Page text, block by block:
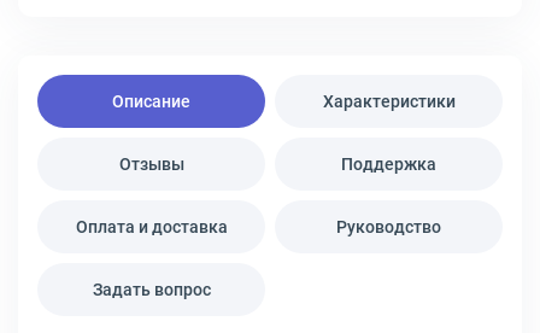
Описание Характеристики
Отзывы Поддержка
Оплата и доставка Руководство
Задать вопрос